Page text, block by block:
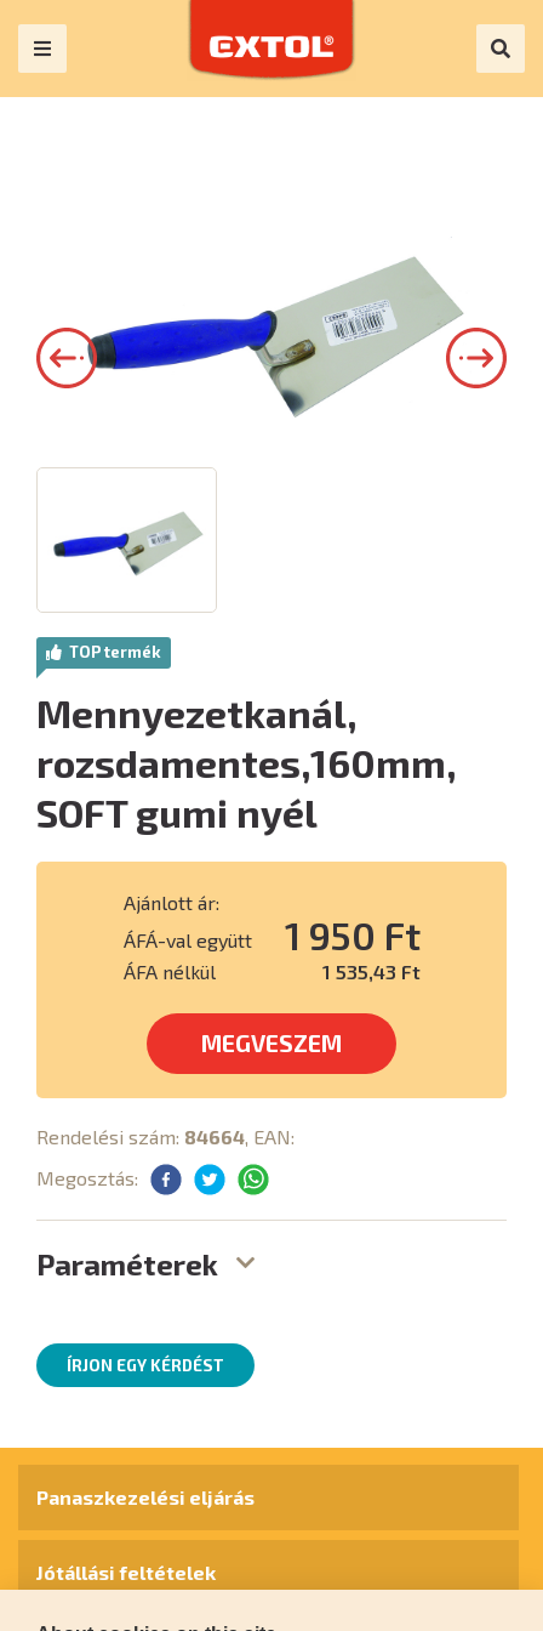
TOP termék
Mennyezetkanál,
rozsdamentes,160mm,
SOFT gumi nyél
Ajánlott ár:
ÁFÁ-val együtt
1 950 Ft
ÁFA nélkül 1 535,43 Ft
MEGVESZEM
Rendelési szám: 84664 , EAN:
Megosztás:
Paraméterek
ÍRJON EGY KÉRDÉST
Panaszkezelési eljárás
Jótállási feltételek